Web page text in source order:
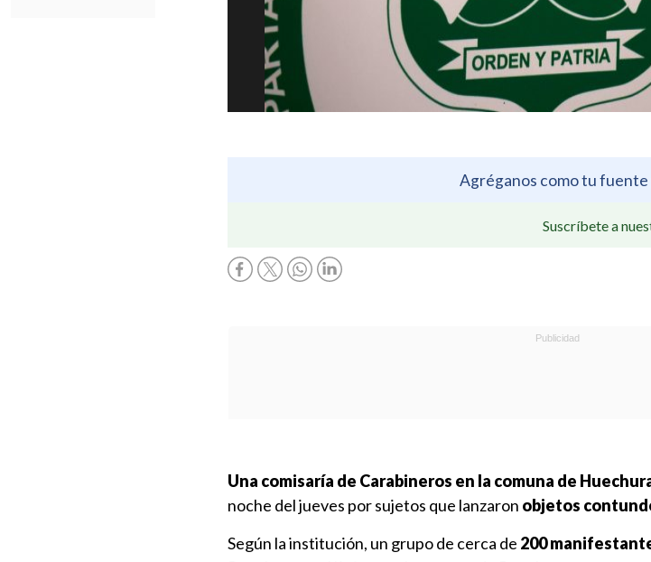
Agréganos como tu
Suscríbete a
Una comisaría de Carabineros en la comuna de
noche del jueves por sujetos que lanzaron objetos
Según la institución, un grupo de cerca de 200